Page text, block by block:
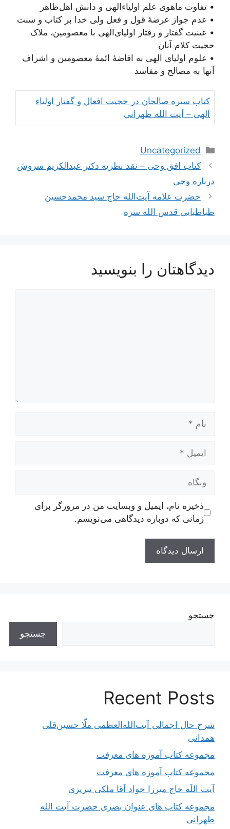
• تفاوت ماهوی علم اولیاء‌الهی و دانش اهل‌ظاهر
• عدم جواز عرضۀ قول و فعل ولی خدا بر کتاب و سنت
• عینیت گفتار و رفتار اولیای‌الهی با معصومین، ملاک
حجیت کلام آنان
• علوم اولیای الهی به افاضۀ ائمۀ معصومین و اشراف
آنها به مصالح و مفاسد
کتاب سیره صالحان در حجیت افعال و گفتار اولیاء
الهی – آیت الله طهرانی
دسته‌ها
Uncategorized
ناوبری
نوشته‌ها
کتاب افق وحی – نقد نظريه دکتر عبدالكريم سروش
درباره وحى
حضرت علامه آيت‌الله حاج سید محمدحسین
طباطبایی قدس الله سره
دیدگاهتان را بنویسید
ایمیل
وبگاه
ذخیره نام، ایمیل و وبسایت من در مرورگر برای
زمانی که دوباره دیدگاهی می‌نویسم.
جستجو
جستجو
Recent Posts
شرح حال اجمالی آیت‌الله‌العظمی ملّا حسین‌قلی
همدانی
مجموعه کتاب آموزه های معرفت
مجموعه کتاب آموزه های معرفت
آیت اللَه حاج میرزا جواد آقا ملکی تبریزی
مجموعه کتاب های عنوان بصری حضرت آیت الله
طهرانی